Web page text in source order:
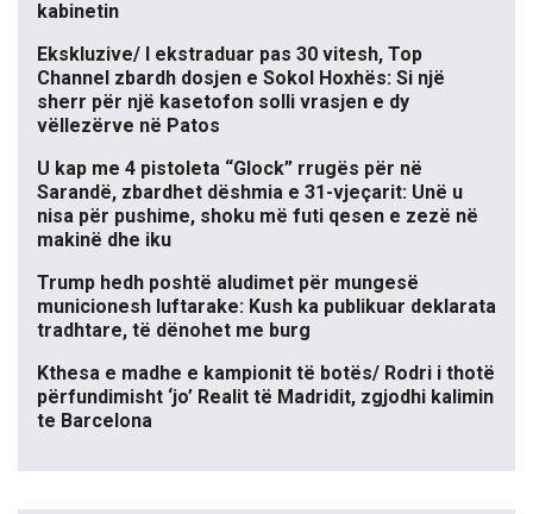
kabinetin
Ekskluzive/ I ekstraduar pas 30 vitesh, Top
Channel zbardh dosjen e Sokol Hoxhës: Si një
sherr për një kasetofon solli vrasjen e dy
vëllezërve në Patos
U kap me 4 pistoleta “Glock” rrugës për në
Sarandë, zbardhet dëshmia e 31-vjeçarit: Unë u
nisa për pushime, shoku më futi qesen e zezë në
makinë dhe iku
Trump hedh poshtë aludimet për mungesë
municionesh luftarake: Kush ka publikuar deklarata
tradhtare, të dënohet me burg
Kthesa e madhe e kampionit të botës/ Rodri i thotë
përfundimisht ‘jo’ Realit të Madridit, zgjodhi kalimin
te Barcelona